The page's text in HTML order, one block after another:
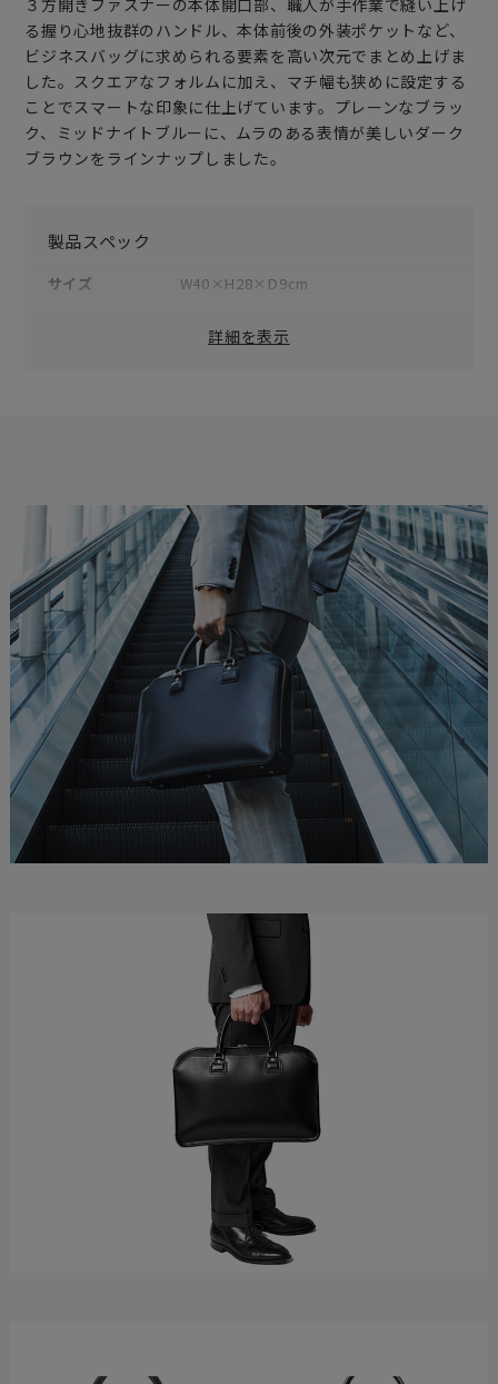
る握り心地抜群のハンドル、本体前後の外装ポケットなど、
ビジネスバッグに求められる要素を高い次元でまとめ上げま
した。スクエアなフォルムに加え、マチ幅も狭めに設定する
ことでスマートな印象に仕上げています。プレーンなブラッ
ク、ミッドナイトブルーに、ムラのある表情が美しいダーク
ブラウンをラインナップしました。
製品スペック
サイズ
W40×H28×D9cm
付属品
ショルダーストラップ×1
オリジナル保存袋×1
品番
06N-BF2
生産ロットにより品番が異なる場合が
ございます
原産国
日本
※数値は全て概算です。
※製品および付属品の仕様は、改良のため予告なく変更する場
合があります。
※製品画像の色に関しましてはお使いのパソコンや携帯端末の
モニター環境により、実際の製品と異なって見える場合がござ
います。あらかじめご了承ください。
※本製品は天然皮革素材を使用しているため、色味、風合いに
詳細を表示